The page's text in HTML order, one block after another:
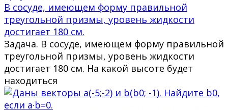
В сосуде, имеющем форму правильной
треугольной призмы, уровень жидкости
достигает 180 см.
Задача. В сосуде, имеющем форму правильной
треугольной призмы, уровень жидкости
достигает 180 см. На какой высоте будет
находиться